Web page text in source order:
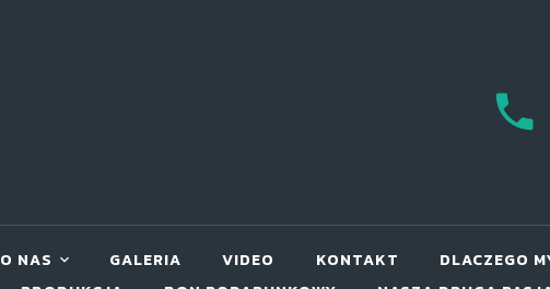
O NAS GALERIA VIDEO KONTAKT DLACZEGO